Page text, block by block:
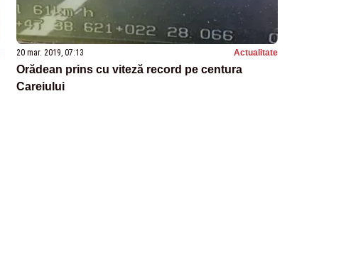
20 mar. 2019, 07:13 Actualitate
Orădean prins cu viteză record pe centura
Careiului